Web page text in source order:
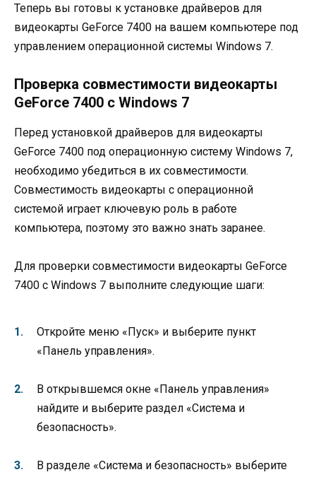
Теперь вы готовы к установке драйверов для
видеокарты GeForce 7400 на вашем компьютере под
управлением операционной системы Windows 7.
Проверка совместимости видеокарты
GeForce 7400 с Windows 7
Перед установкой драйверов для видеокарты
GeForce 7400 под операционную систему Windows 7,
необходимо убедиться в их совместимости.
Совместимость видеокарты с операционной
системой играет ключевую роль в работе
компьютера, поэтому это важно знать заранее.
Для проверки совместимости видеокарты GeForce
7400 с Windows 7 выполните следующие шаги:
Откройте меню «Пуск» и выберите пункт
«Панель управления».
В открывшемся окне «Панель управления»
найдите и выберите раздел «Система и
безопасность».
В разделе «Система и безопасность» выберите